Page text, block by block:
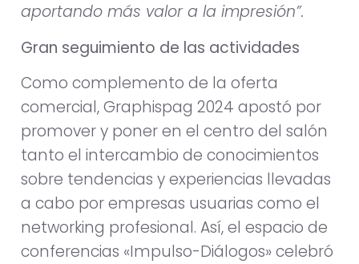
aportando más valor a la impresión”.
Gran seguimiento de las actividades
Como complemento de la oferta
comercial, Graphispag 2024 apostó por
promover y poner en el centro del salón
tanto el intercambio de conocimientos
sobre tendencias y experiencias llevadas
a cabo por empresas usuarias como el
networking profesional. Así, el espacio de
conferencias «Impulso-Diálogos» celebró